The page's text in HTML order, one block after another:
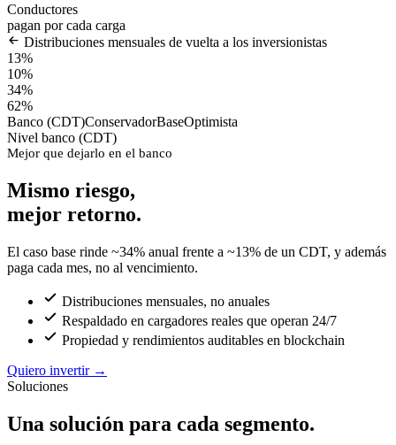
Conductores
pagan por cada carga
Distribuciones mensuales de vuelta a los inversionistas
13%
10%
34%
62%
Banco (CDT)ConservadorBaseOptimista
Nivel banco (CDT)
Mejor que dejarlo en el banco
Mismo riesgo,
mejor retorno.
El caso base rinde ~34% anual frente a ~13% de un CDT, y además
paga cada mes, no al vencimiento.
Distribuciones mensuales, no anuales
Respaldado en cargadores reales que operan 24/7
Propiedad y rendimientos auditables en blockchain
Quiero invertir →
Soluciones
Una solución para cada segmento.